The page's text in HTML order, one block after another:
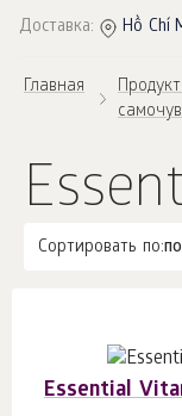
Доставка: Hồ Chí
Главная
Сортировать по:
Essential